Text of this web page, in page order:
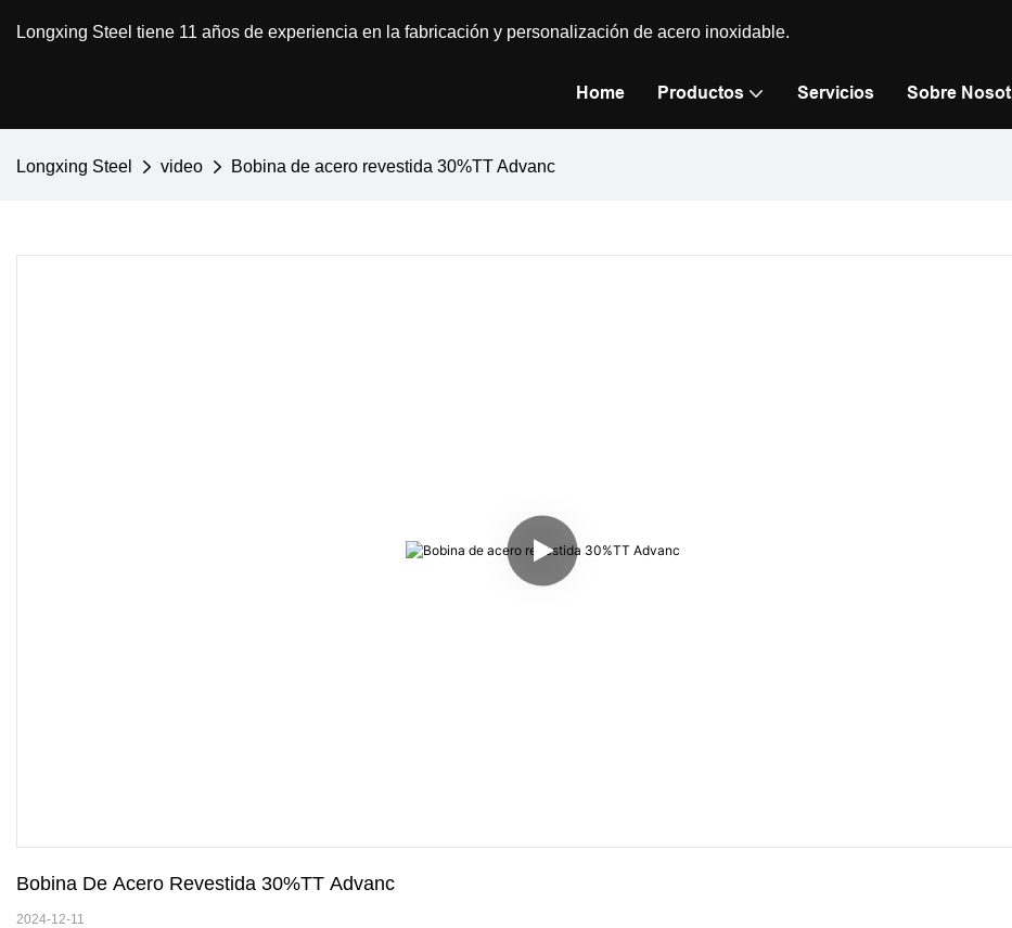
Longxing Steel tiene 11 años de experiencia en la fabricación y personalización de acero inoxidable.
Home Productos Servicios Sobre
Longxing Steel video Bobina de acero revestida 30%TT Advanc
Bobina De Acero Revestida 30%TT Advanc
2024-12-11